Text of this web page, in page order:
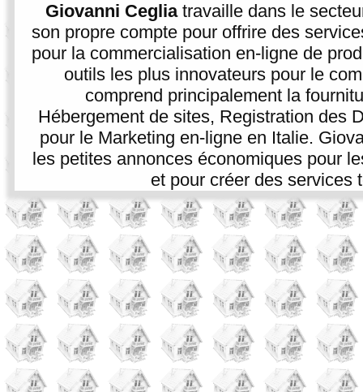
Giovanni Ceglia travaille dans le
son propre compte pour offrire des
pour la commercialisation en-ligne de
outils les plus innovateurs pour le
comprend principalement la
Hébergement de sites, Registration des
pour le Marketing en-ligne en Italie.
les petites annonces économiques pour
et pour créer des services